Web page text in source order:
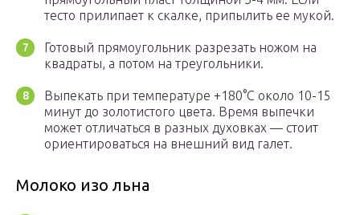
тесто прилипает к скалке, припылить ее мукой.
Готовый прямоугольник разрезать ножом на
квадраты, а потом на треугольники.
Выпекать при температуре +180°C около 10-15
минут до золотистого цвета. Время выпечки
может отличаться в разных духовках — стоит
ориентироваться на внешний вид галет.
Молоко изо льна